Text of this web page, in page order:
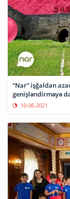
“Nar” işğaldan
genişləndirməyə
10-06-2021